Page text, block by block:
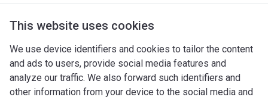
This website uses cookies
We use device identifiers and cookies to tailor the content
and ads to users, provide social media features and
analyze our traffic. We also forward such identifiers and
other information from your device to the social media and